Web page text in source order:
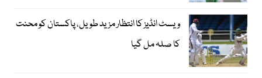
ویسٹ انڈیز کا انتظار مزید طویل، پاکستان کو محنت
کا صلہ مل گیا